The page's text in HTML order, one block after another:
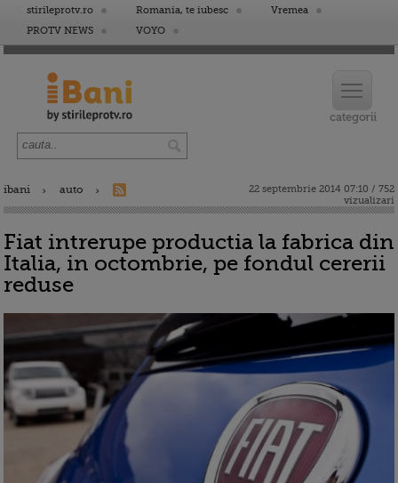
stirileprotv.ro Romania, te iubesc
Vremea
PROTV NEWS
VOYO
ibani auto
22 septembrie 2014 07:10 / 752
vizualizari
Fiat intrerupe productia la fabrica din
Italia, in octombrie, pe fondul cererii
reduse